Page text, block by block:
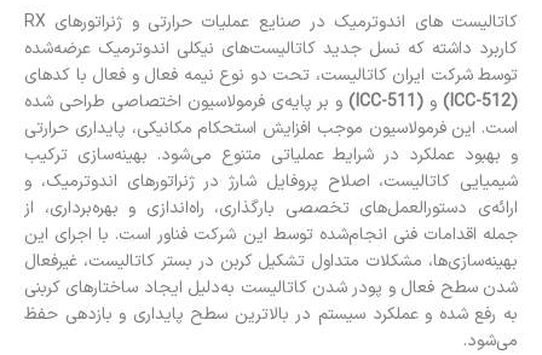
کاتالیست های اندوترمیک در صنایع عملیات حرارتی و ژنراتورهای RX
کاربرد داشته که نسل جدید کاتالیست‌های نیکلی اندوترمیک عرضه‌شده
توسط شرکت ایران کاتالیست، تحت دو نوع نیمه فعال و فعال با کدهای
(ICC-512)
و (ICC-511)
و بر پایه‌ی فرمولاسیون اختصاصی طراحی شده
است. این فرمولاسیون موجب افزایش استحکام مکانیکی، پایداری حرارتی
و بهبود عملکرد در شرایط عملیاتی متنوع می‌شود. بهینه‌سازی ترکیب
شیمیایی کاتالیست، اصلاح پروفایل شارژ در ژنراتورهای اندوترمیک، و
ارائه‌ی دستورالعمل‌های تخصصی بارگذاری، راه‌اندازی و بهره‌برداری، از
جمله اقدامات فنی انجام‌شده توسط این شرکت فناور است. با اجرای این
بهینه‌سازی‌ها، مشکلات متداول تشکیل کربن در بستر کاتالیست، غیرفعال
شدن سطح فعال و پودر شدن کاتالیست به‌دلیل ایجاد ساختارهای کربنی
به رفع شده و عملکرد سیستم در بالاترین سطح پایداری و بازدهی حفظ
می‌شود.